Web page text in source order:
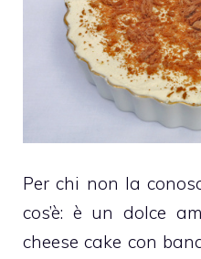
Per chi non la
cos’è: è un dolce
cheese cake con